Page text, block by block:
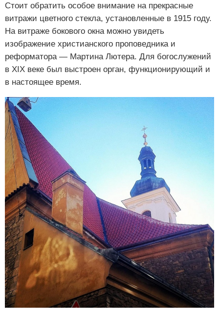
Стоит обратить особое внимание на прекрасные
витражи цветного стекла, установленные в 1915 году.
На витраже бокового окна можно увидеть
изображение христианского проповедника и
реформатора — Мартина Лютера. Для богослужений
в XIX веке был выстроен орган, функционирующий и
в настоящее время.